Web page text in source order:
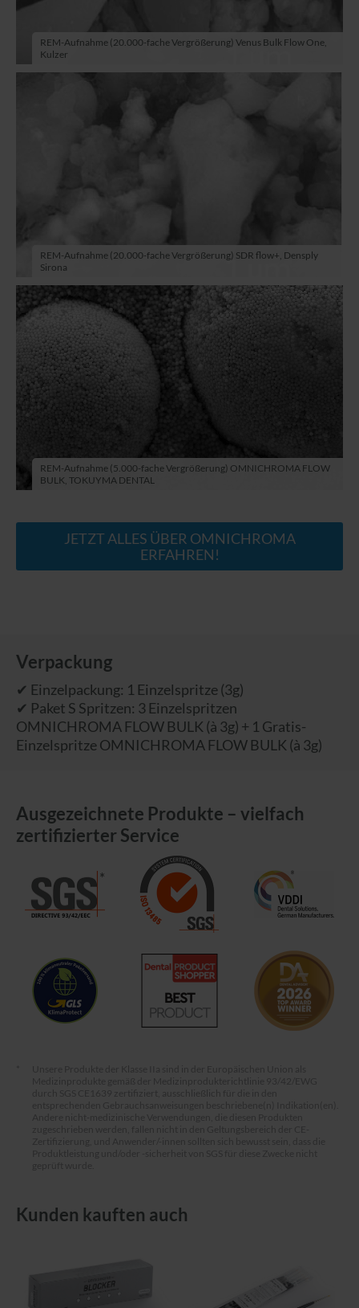
REM-Aufnahme (20.000-fache Vergrößerung) Venus Bulk Flow One,
Kulzer
REM-Aufnahme (20.000-fache Vergrößerung) SDR flow+, Densply
Sirona
REM-Aufnahme (5.000-fache Vergrößerung) OMNICHROMA FLOW
BULK, TOKUYMA DENTAL
JETZT ALLES ÜBER OMNICHROMA
ERFAHREN!
Verpackung
✔ Einzelpackung: 1 Einzelspritze (3g)
✔ Paket S Spritzen: 3 Einzelspritzen
OMNICHROMA FLOW BULK (à 3g) + 1 Gratis-
Einzelspritze OMNICHROMA FLOW BULK (à 3g)
Ausgezeichnete Produkte – vielfach
zertifizierter Service
Kunden kauften auch